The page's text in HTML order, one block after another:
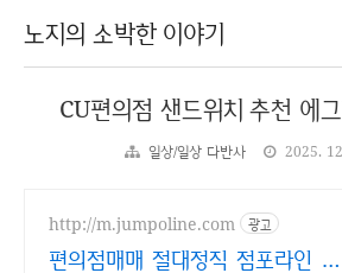
노지의 소박한 이야기
CU편의점 샌드위치 추천 에
일상/일상 다반사 2025.
http://m.jumpoline.com 광고
편의점매매 절대정직 점포라인 빠